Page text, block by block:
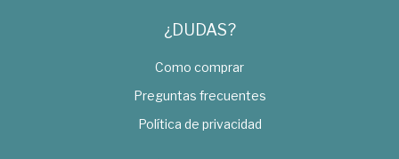
¿DUDAS?
Como comprar
Preguntas frecuentes
Política de privacidad